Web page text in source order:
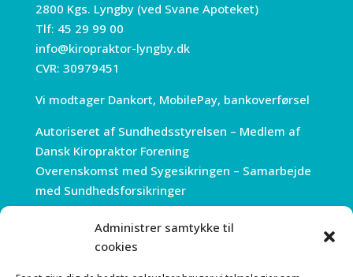
Administrer samtykke til
cookies
2800 Kgs. Lyngby (ved Svane Apoteket)
Tlf: 45 29 99 00
info@kiropraktor-lyngby.dk
CVR: 30979451
Vi modtager Dankort, MobilePay, bankoverførsel
Autoriseret af Sundhedsstyrelsen – Medlem af
Dansk Kiropraktor Forening
Overenskomst med Sygesikringen – Samarbejde
med Sundhedsforsikringer
ÅBNINGSTIDER